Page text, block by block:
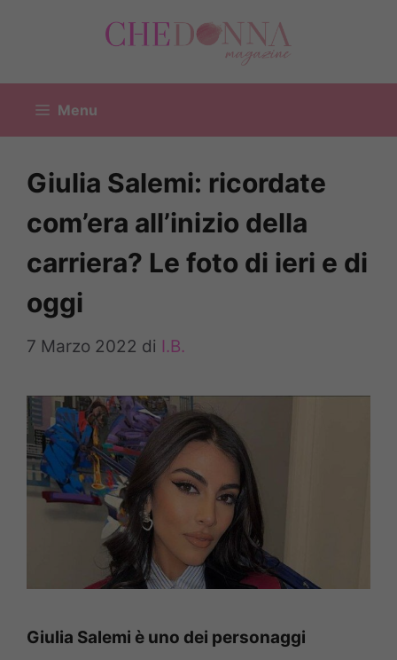
Menu
Giulia Salemi: ricordate
com’era all’inizio della
carriera? Le foto di ieri e di
oggi
7 Marzo 2022 di I.B.
Giulia Salemi è uno dei personaggi